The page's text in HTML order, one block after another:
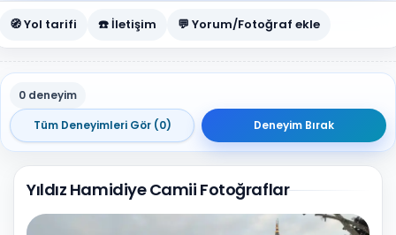
🧭 Yol tarifi ☎️ İletişim 💬 Yorum/Fotoğraf ekle
0 deneyim
Tüm Deneyimleri Gör (0)
Deneyim Bırak
Yıldız Hamidiye Camii Fotoğraflar